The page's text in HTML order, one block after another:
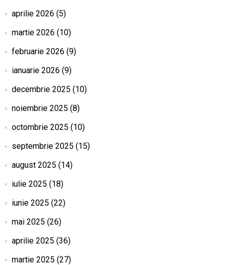
aprilie 2026 (5)
martie 2026 (10)
februarie 2026 (9)
ianuarie 2026 (9)
decembrie 2025 (10)
noiembrie 2025 (8)
octombrie 2025 (10)
septembrie 2025 (15)
august 2025 (14)
iulie 2025 (18)
iunie 2025 (22)
mai 2025 (26)
aprilie 2025 (36)
martie 2025 (27)